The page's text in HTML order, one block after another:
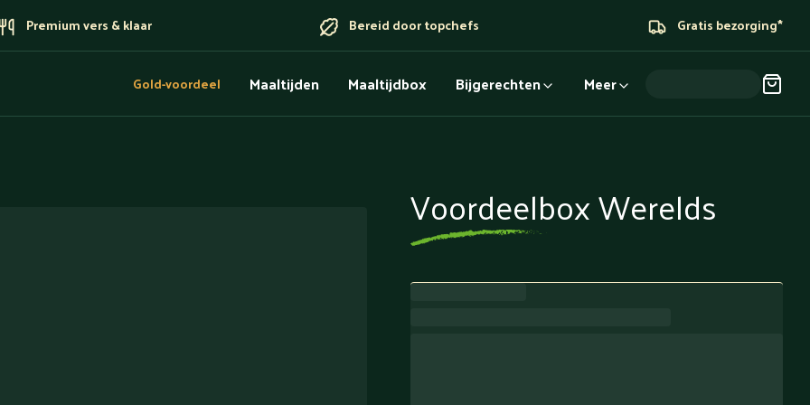
Premium vers & klaar Bereid door topchefs Gratis bezorging*
Gold-voordeel Maaltijden Maaltijdbox Bijgerechten Meer
Voordeelbox Werelds